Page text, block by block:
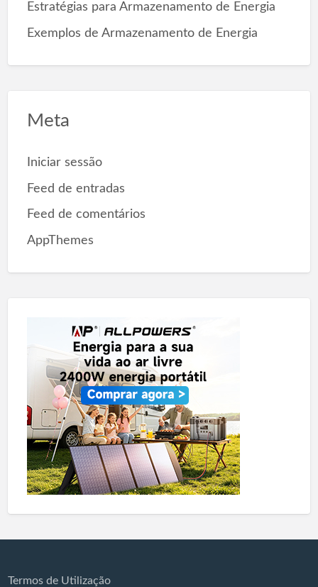
Estratégias para Armazenamento de Energia
Exemplos de Armazenamento de Energia
Meta
Iniciar sessão
Feed de entradas
Feed de comentários
AppThemes
Termos de Utilização